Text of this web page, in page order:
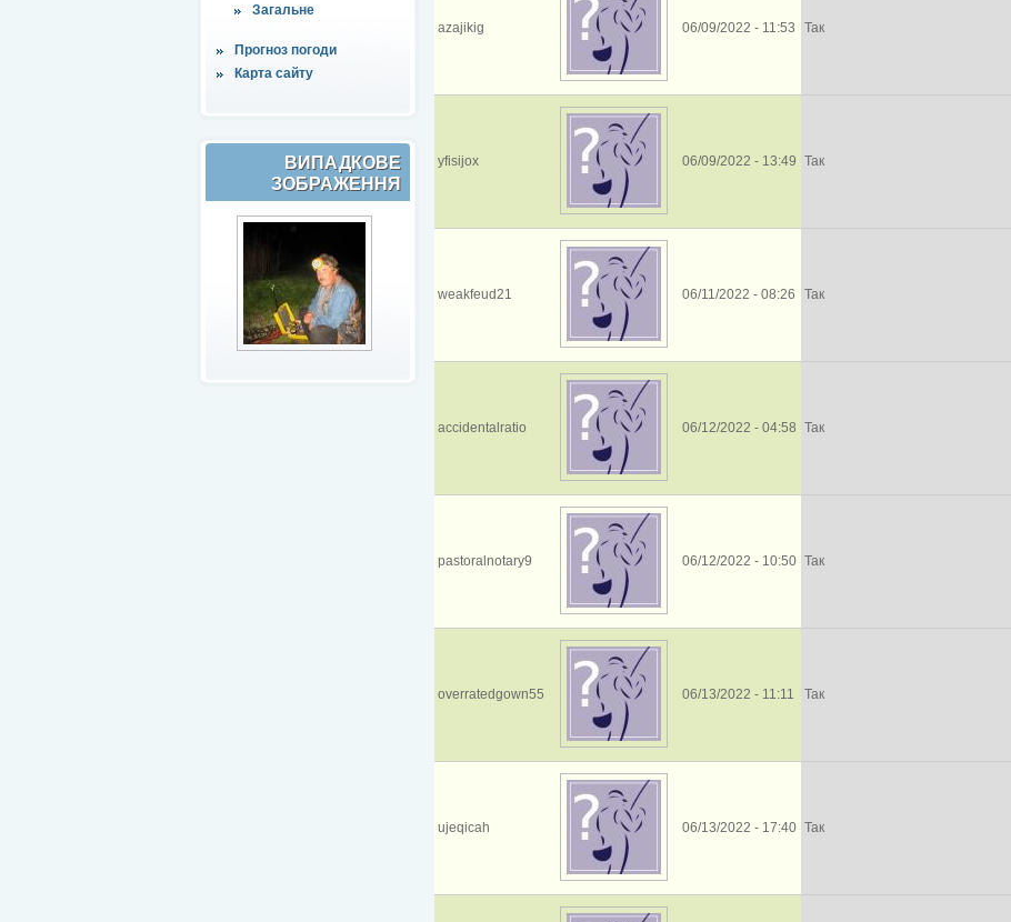
Загальне
Прогноз погоди
Карта сайту
ВИПАДКОВЕ
ЗОБРАЖЕННЯ
azajikig 06/09/2022 - 11:53 Так
yfisijox 06/09/2022 - 13:49 Так
weakfeud21 06/11/2022 - 08:26 Так
accidentalratio 06/12/2022 - 04:58 Так
pastoralnotary9 06/12/2022 - 10:50 Так
overratedgown55 06/13/2022 - 11:11 Так
ujeqicah 06/13/2022 - 17:40 Так